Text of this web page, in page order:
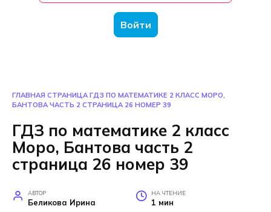
Войти
ГЛАВНАЯ СТРАНИЦА ГДЗ ПО МАТЕМАТИКЕ 2 КЛАСС МОРО,
БАНТОВА ЧАСТЬ 2 СТРАНИЦА 26 НОМЕР 39
ГДЗ по математике 2 класс
Моро, Бантова часть 2
страница 26 номер 39
АВТОР
Беликова Ирина
НА ЧТЕНИЕ
1 мин